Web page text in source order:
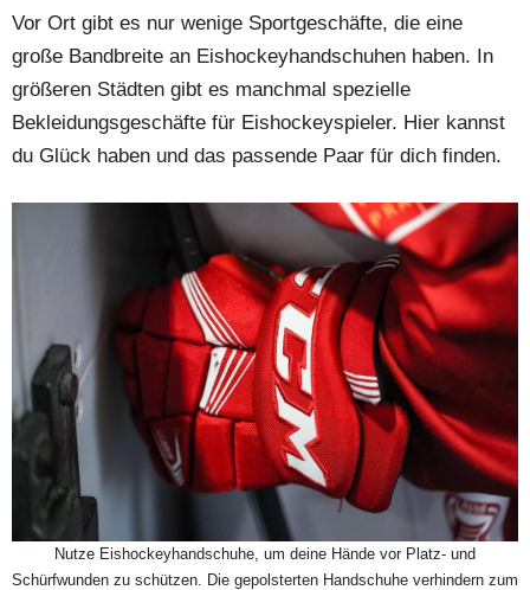
Vor Ort gibt es nur wenige Sportgeschäfte, die eine
große Bandbreite an Eishockeyhandschuhen haben. In
größeren Städten gibt es manchmal spezielle
Bekleidungsgeschäfte für Eishockeyspieler. Hier kannst
du Glück haben und das passende Paar für dich finden.
Nutze Eishockeyhandschuhe, um deine Hände vor Platz- und
Schürfwunden zu schützen. Die gepolsterten Handschuhe verhindern zum